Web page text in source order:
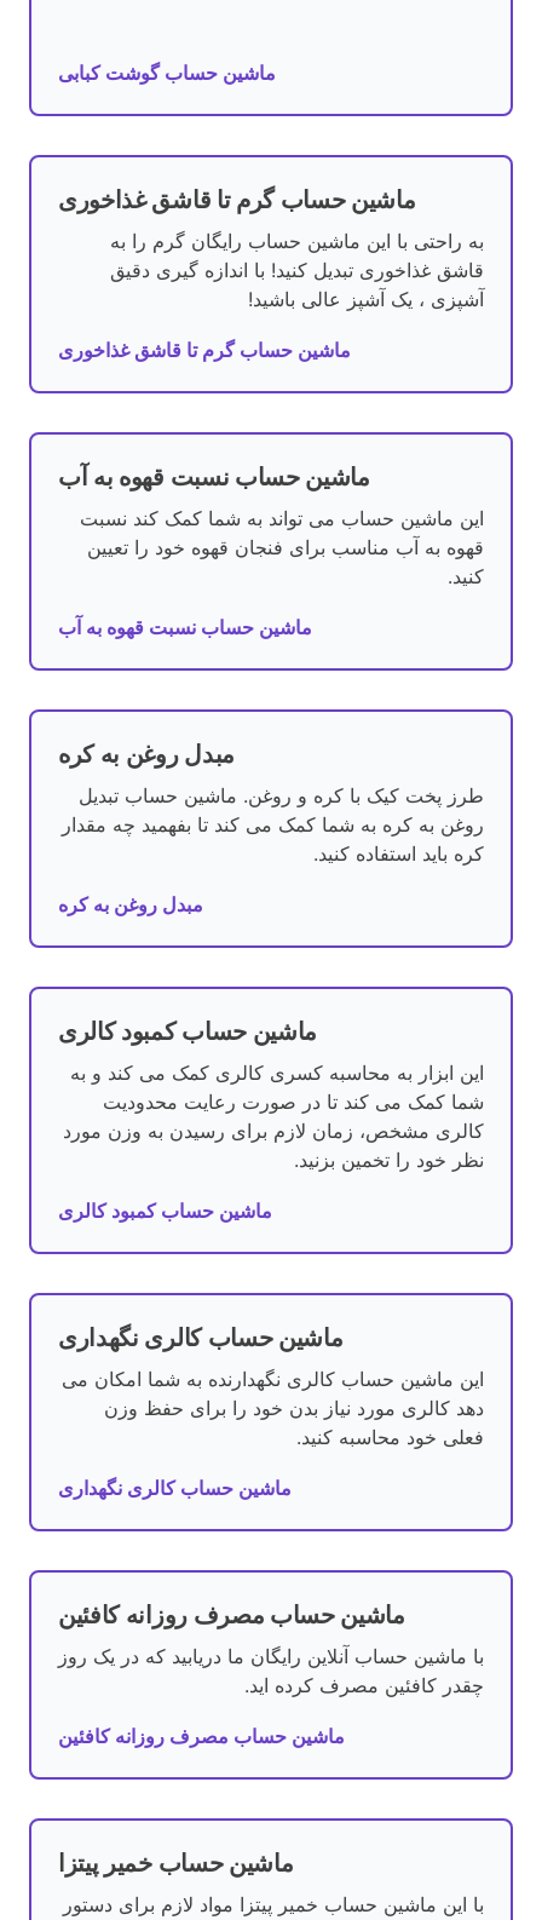
ماشین حساب گوشت کبابی
ماشین حساب گرم تا قاشق غذاخوری
به راحتی با این ماشین حساب رایگان گرم را به
قاشق غذاخوری تبدیل کنید! با اندازه گیری دقیق
آشپزی ، یک آشپز عالی باشید!
ماشین حساب گرم تا قاشق غذاخوری
ماشین حساب نسبت قهوه به آب
این ماشین حساب می تواند به شما کمک کند نسبت
قهوه به آب مناسب برای فنجان قهوه خود را تعیین
کنید.
ماشین حساب نسبت قهوه به آب
مبدل روغن به کره
طرز پخت کیک با کره و روغن. ماشین حساب تبدیل
روغن به کره به شما کمک می کند تا بفهمید چه مقدار
کره باید استفاده کنید.
مبدل روغن به کره
ماشین حساب کمبود کالری
این ابزار به محاسبه کسری کالری کمک می کند و به
شما کمک می کند تا در صورت رعایت محدودیت
کالری مشخص، زمان لازم برای رسیدن به وزن مورد
نظر خود را تخمین بزنید.
ماشین حساب کمبود کالری
ماشین حساب کالری نگهداری
این ماشین حساب کالری نگهدارنده به شما امکان می
دهد کالری مورد نیاز بدن خود را برای حفظ وزن
فعلی خود محاسبه کنید.
ماشین حساب کالری نگهداری
ماشین حساب مصرف روزانه کافئین
با ماشین حساب آنلاین رایگان ما دریابید که در یک روز
چقدر کافئین مصرف کرده اید.
ماشین حساب مصرف روزانه کافئین
ماشین حساب خمیر پیتزا
با این ماشین حساب خمیر پیتزا مواد لازم برای دستور